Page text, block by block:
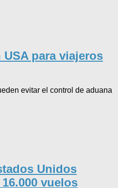
USA para viajeros
evitar el control de aduana
Unidos
vuelos